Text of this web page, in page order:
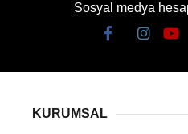
Sosyal medya
KURUMSAL